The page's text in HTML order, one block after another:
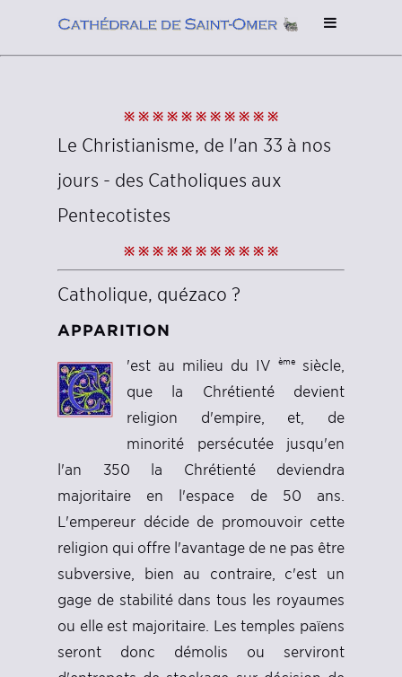
※ ※ ※ ※ ※ ※ ※ ※ ※ ※ ※
Le Christianisme, de l'an 33 à nos
jours - des Catholiques aux
Pentecotistes
※ ※ ※ ※ ※ ※ ※ ※ ※ ※ ※
Catholique, quézaco ?
APPARITION
'est au milieu du IV ème
siècle,
que la Chrétienté devient
religion d'empire, et, de
minorité persécutée jusqu'en
l'an 350 la Chrétienté deviendra
majoritaire en l'espace de 50 ans.
L'empereur décide de promouvoir cette
religion qui offre l'avantage de ne pas être
subversive, bien au contraire, c'est un
gage de stabilité dans tous les royaumes
ou elle est majoritaire. Les temples païens
seront donc démolis ou serviront